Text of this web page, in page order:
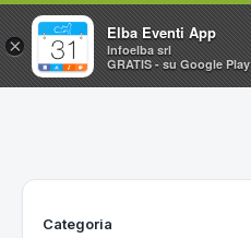
Home
Categoria
×
Elba Eventi App
Infoelba srl
GRATIS - su Google Play